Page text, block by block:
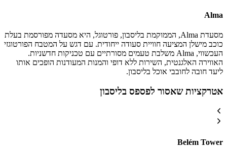
Alma
מסעדת Alma, הממוקמת בליסבון, פורטוגל, היא מסעדה מפורסמת בעלת
כוכב מישלן המציעה חוויית סעודה ייחודית. עם דגש על המטבח הפורטוגזי
העכשווי, Alma משלבת טעמים מסורתיים עם טכניקות חדשניות.
האווירה האלגנטית, השירות ללא דופי והמנות המעודנות הופכים אותו
ליעד חובה לחובבי אוכל בליסבון.
אטרקציות שאסור לפספס בליסבון
Belém Tower